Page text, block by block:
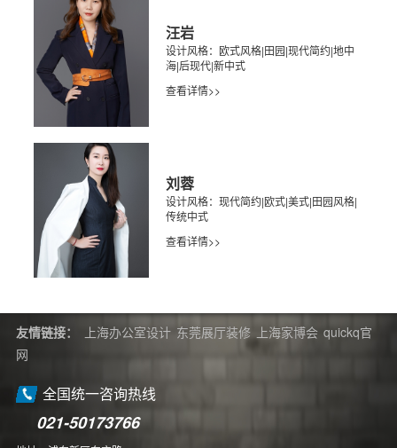
汪岩
设计风格：欧式风格|田园|现代简约|地中
海|后现代|新中式
查看详情>>
刘蓉
设计风格：现代简约|欧式|美式|田园风格|
传统中式
查看详情>>
友情链接： 上海办公室设计 东莞展厅装修 上海家博会 quickq官
网
全国统一咨询热线
021-50173766